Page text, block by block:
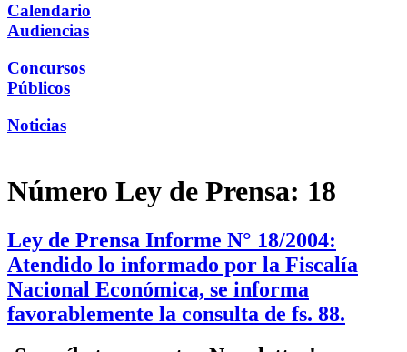
Calendario
Audiencias
Concursos
Públicos
Noticias
Número Ley de Prensa: 18
Ley de Prensa Informe N° 18/2004:
Atendido lo informado por la Fiscalía
Nacional Económica, se informa
favorablemente la consulta de fs. 88.